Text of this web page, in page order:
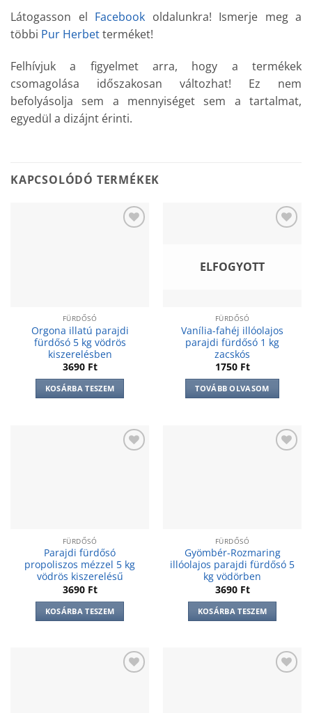
Látogasson el Facebook oldalunkra! Ismerje meg a
többi Pur Herbetterméket!
Felhívjuk a figyelmet arra, hogy a termékek
csomagolása időszakosan változhat! Ez nem
befolyásolja sem a mennyiséget sem a tartalmat,
egyedül a dizájnt érinti.
KAPCSOLÓDÓ TERMÉKEK
FÜRDŐSÓ
Orgona illatú parajdi
fürdősó 5 kg vödrös
kiszerelésben
3690 Ft
KOSÁRBA TESZEM
ELFOGYOTT
FÜRDŐSÓ
Vanília-fahéj illóolajos
parajdi fürdősó 1 kg
zacskós
1750 Ft
TOVÁBB OLVASOM
FÜRDŐSÓ
Parajdi fürdősó
propoliszos mézzel 5 kg
vödrös kiszerelésű
3690 Ft
KOSÁRBA TESZEM
FÜRDŐSÓ
Gyömbér-Rozmaring
illóolajos parajdi fürdősó 5
kg vödörben
3690 Ft
KOSÁRBA TESZEM